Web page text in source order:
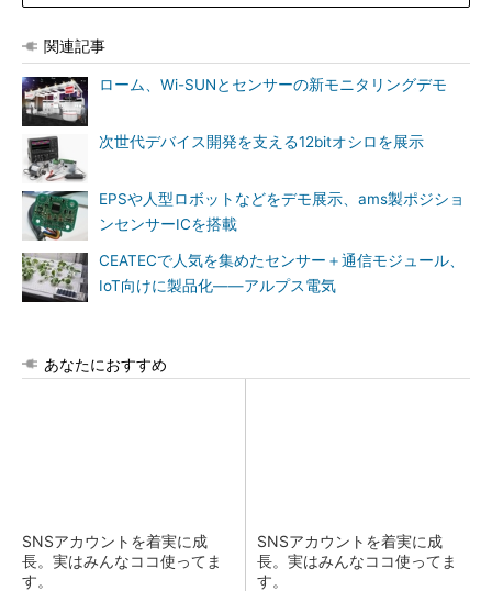
関連記事
ローム、Wi-SUNとセンサーの新モニタリングデモ
次世代デバイス開発を支える12bitオシロを展示
EPSや人型ロボットなどをデモ展示、ams製ポジショ
ンセンサーICを搭載
CEATECで人気を集めたセンサー＋通信モジュール、
IoT向けに製品化――アルプス電気
あなたにおすすめ
SNSアカウントを着実に成
長。実はみんなココ使ってま
す。
SNSアカウントを着実に成
長。実はみんなココ使ってま
す。